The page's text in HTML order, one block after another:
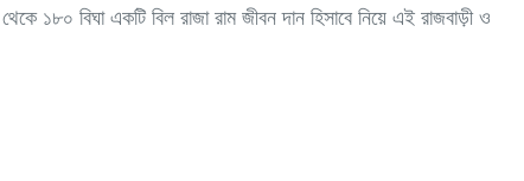
১৮০ বিঘা একটি বিল রাজা রাম জীবন দান হিসাবে নিয়ে এই রাজবাড়ী ও